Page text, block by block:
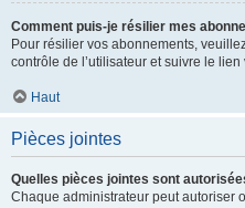
Comment puis-je résilier mes
Pour résilier vos abonnements,
contrôle de l’utilisateur et suivre le
Haut
Pièces jointes
Quelles pièces jointes sont
Chaque administrateur peut autoriser